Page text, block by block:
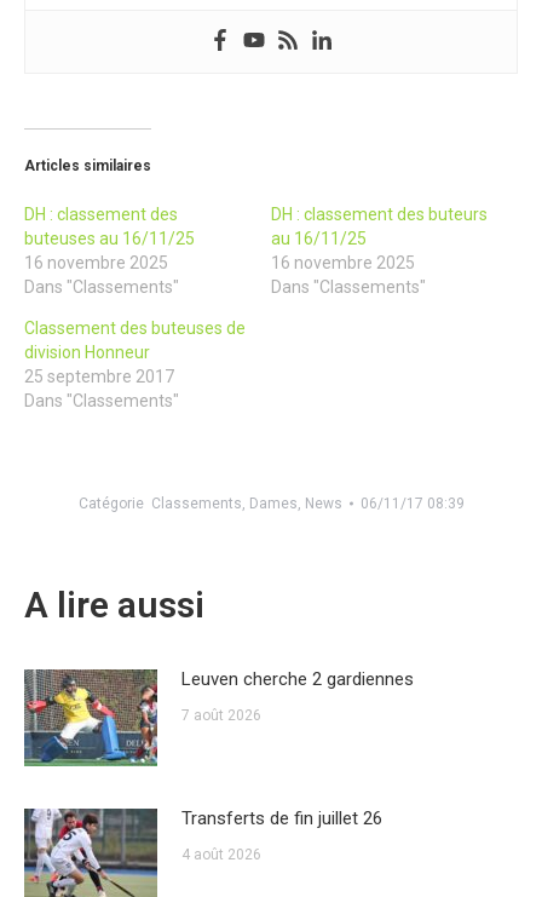
Articles similaires
DH : classement des
buteuses au 16/11/25
16 novembre 2025
Dans "Classements"
DH : classement des buteurs
au 16/11/25
16 novembre 2025
Dans "Classements"
Classement des buteuses de
division Honneur
25 septembre 2017
Dans "Classements"
Catégorie Classements, Dames, News 06/11/17 08:39
A lire aussi
Leuven cherche 2 gardiennes
7 août 2026
Transferts de fin juillet 26
4 août 2026